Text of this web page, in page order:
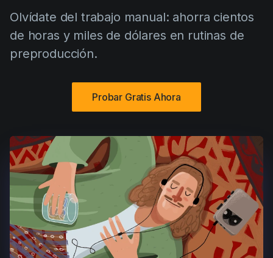
Olvídate del trabajo manual: ahorra cientos
de horas y miles de dólares en rutinas de
preproducción.
Probar Gratis Ahora